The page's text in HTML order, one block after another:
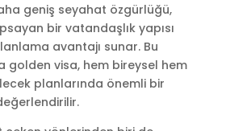
geniş seyahat özgürlüğü,
bir vatandaşlık yapısı
avantajı sunar. Bu
golden visa, hem bireysel hem
planlarında önemli bir